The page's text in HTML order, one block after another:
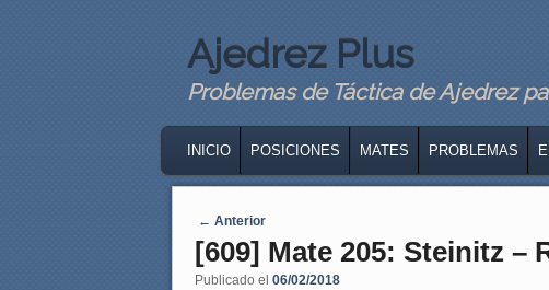
Ajedrez Plus
Problemas de Táctica de Ajedrez
SKIP TO PRIMARY CONTENT
SKIP TO SECONDARY CONTENT
INICIO POSICIONES MATES PROBLEMAS
Navegaci�n de entradas
← Anterior
[609] Mate 205: Steinitz –
Publicado el 06/02/2018